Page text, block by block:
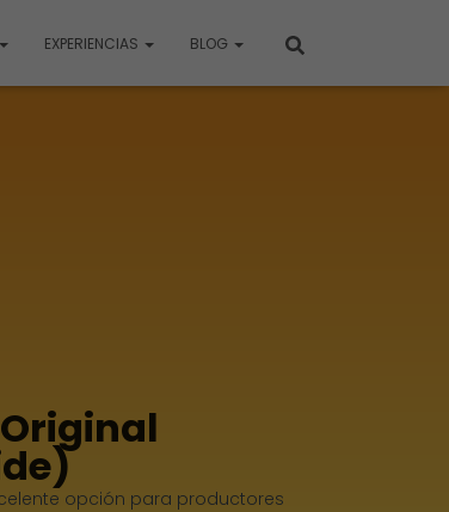
EXPERIENCIAS BLOG
opción para productores